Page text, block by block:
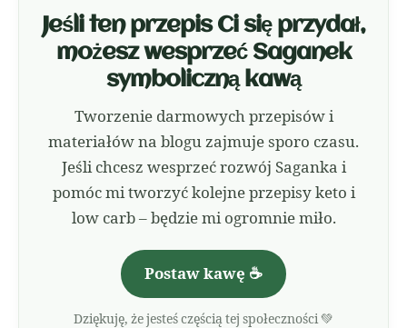
Jeśli ten przepis Ci się przydał,
możesz wesprzeć Saganek
symboliczną kawą
Tworzenie darmowych przepisów i
materiałów na blogu zajmuje sporo czasu.
Jeśli chcesz wesprzeć rozwój Saganka i
pomóc mi tworzyć kolejne przepisy keto i
low carb – będzie mi ogromnie miło.
Postaw kawę ☕
Dziękuję, że jesteś częścią tej społeczności 💚